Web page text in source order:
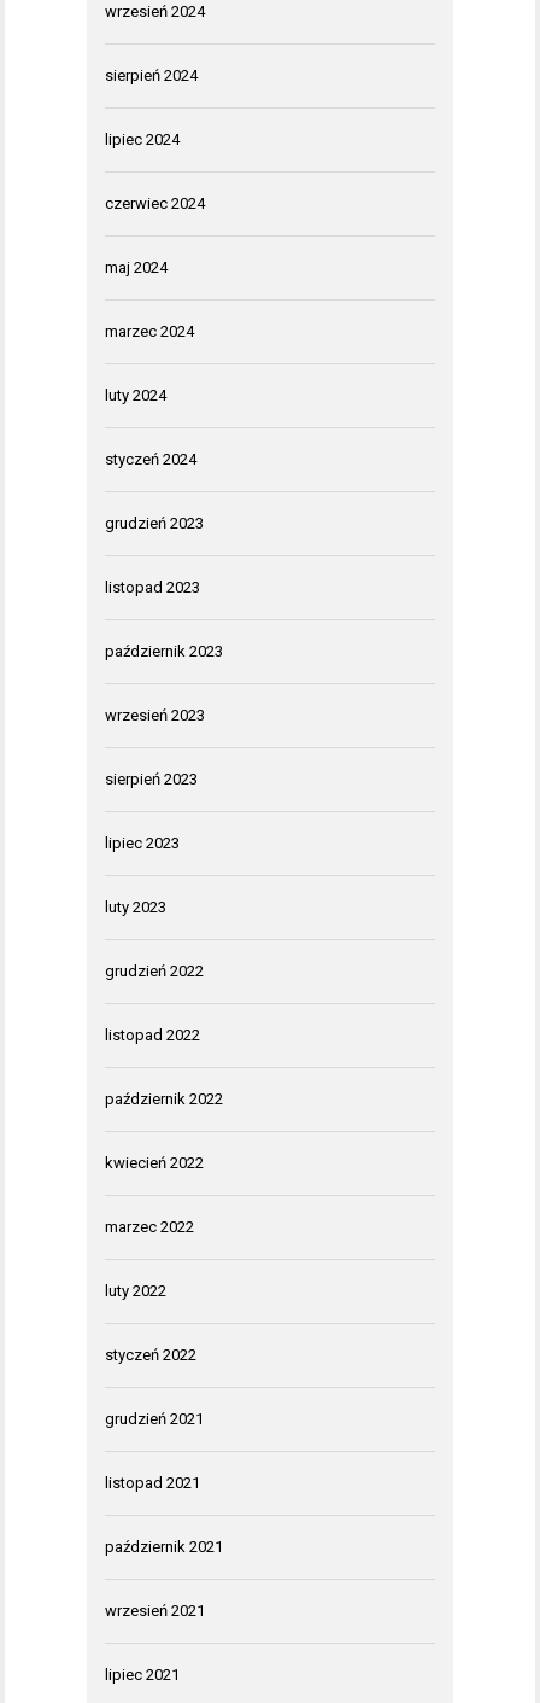
wrzesień 2024
sierpień 2024
lipiec 2024
czerwiec 2024
maj 2024
marzec 2024
luty 2024
styczeń 2024
grudzień 2023
listopad 2023
październik 2023
wrzesień 2023
sierpień 2023
lipiec 2023
luty 2023
grudzień 2022
listopad 2022
październik 2022
kwiecień 2022
marzec 2022
luty 2022
styczeń 2022
grudzień 2021
listopad 2021
październik 2021
wrzesień 2021
lipiec 2021